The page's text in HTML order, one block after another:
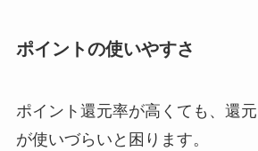
ポイントの使いやすさ
ポイント還元率が高くても、還
が使いづらいと困ります。